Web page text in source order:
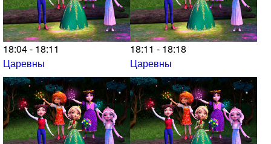
18:04 - 18:11
Царевны
18:11 - 18:18
Царевны